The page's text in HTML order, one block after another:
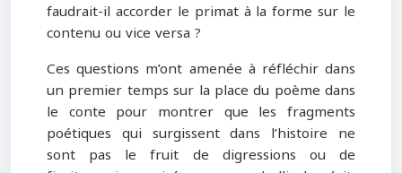
faudrait-il accorder le primat à la forme sur le
contenu ou vice versa ?
Ces questions m’ont amenée à réfléchir dans
un premier temps sur la place du poème dans
le conte pour montrer que les fragments
poétiques qui surgissent dans l’histoire ne
sont pas le fruit de digressions ou de